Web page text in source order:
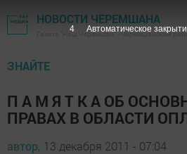
НОВОСТИ ЧЕРЕМШАНА
Газета "Наш Черемшан" - Черемшанский
ЗНАЙТЕ
П А М Я Т К А ОБ
ПРАВАХ В ОБЛАСТИ
автор, 13 декабря 2011 - 07:04
3 Автоматическое